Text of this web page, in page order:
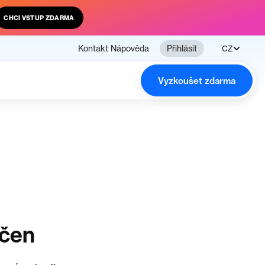
CHCI VSTUP ZDARMA
Kontakt Nápověda Přihlásit CZ
Vyzkoušet zdarma